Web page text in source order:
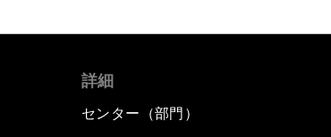
詳細
センター（部門）